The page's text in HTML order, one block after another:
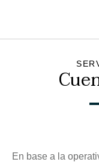
En base a la